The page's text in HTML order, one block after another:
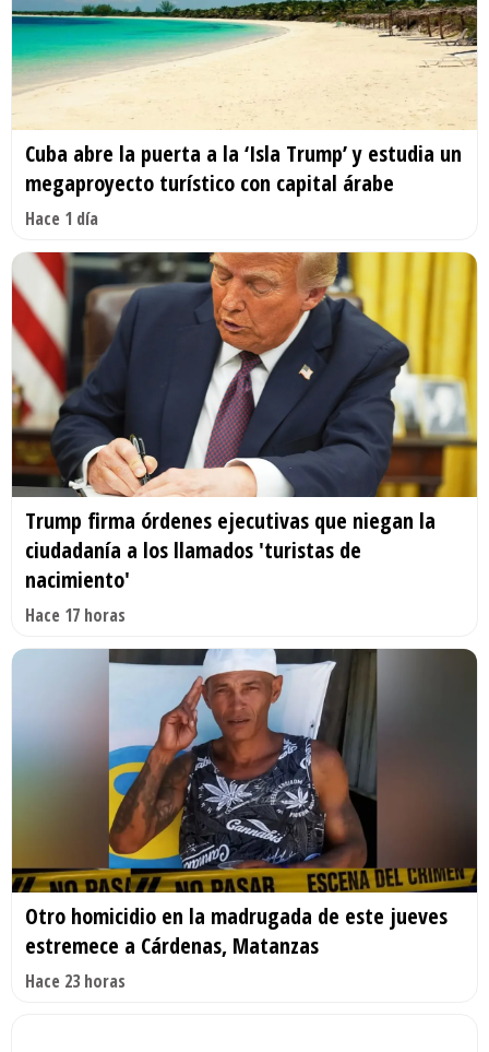
Cuba abre la puerta a la ‘Isla Trump’ y estudia un
megaproyecto turístico con capital árabe
Hace 1 día
Trump firma órdenes ejecutivas que niegan la
ciudadanía a los llamados 'turistas de
nacimiento'
Hace 17 horas
Otro homicidio en la madrugada de este jueves
estremece a Cárdenas, Matanzas
Hace 23 horas